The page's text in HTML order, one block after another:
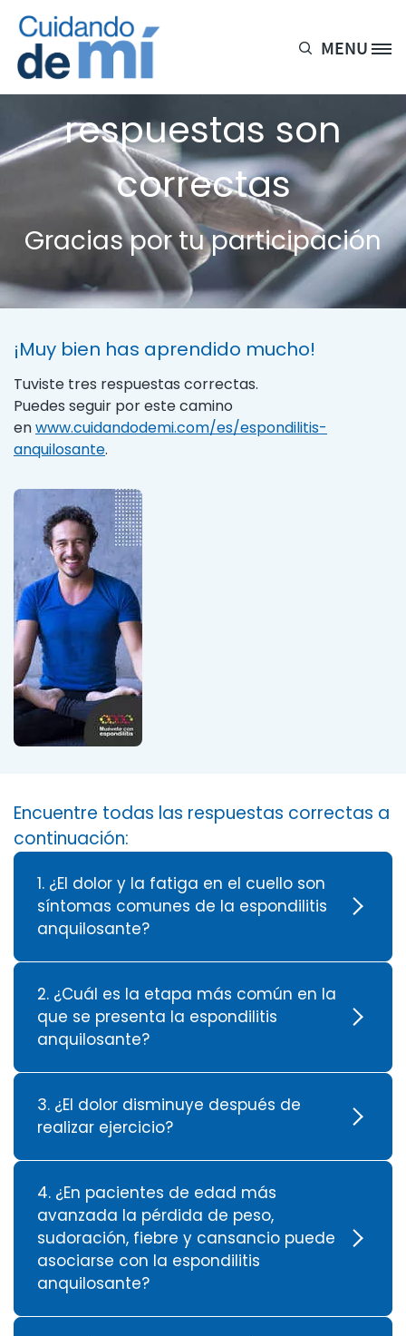
Site Logo MENU
3 de cada 5
respuestas son
correctas
Gracias por tu participación
¡Muy bien has aprendido mucho!
Tuviste tres respuestas correctas.
Puedes seguir por este camino
enwww.cuidandodemi.com/es/espondilitis-
anquilosante.
Encuentre todas las respuestas correctas a
continuación:
1. ¿El dolor y la fatiga en el cuello son
síntomas comunes de la espondilitis
anquilosante?
2. ¿Cuál es la etapa más común en la
que se presenta la espondilitis
anquilosante?
3. ¿El dolor disminuye después de
realizar ejercicio?
4. ¿En pacientes de edad más
avanzada la pérdida de peso,
sudoración, fiebre y cansancio puede
asociarse con la espondilitis
anquilosante?